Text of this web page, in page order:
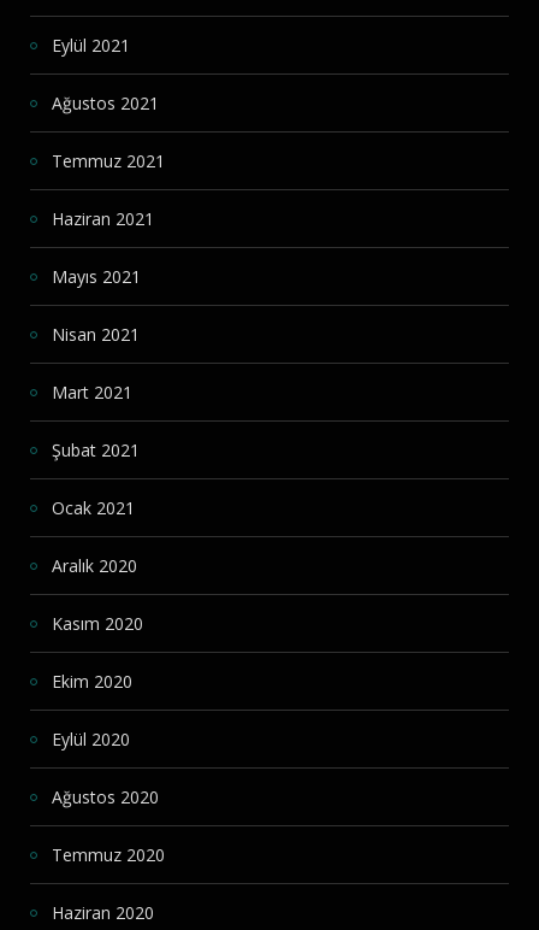
Eylül 2021
Ağustos 2021
Temmuz 2021
Haziran 2021
Mayıs 2021
Nisan 2021
Mart 2021
Şubat 2021
Ocak 2021
Aralık 2020
Kasım 2020
Ekim 2020
Eylül 2020
Ağustos 2020
Temmuz 2020
Haziran 2020